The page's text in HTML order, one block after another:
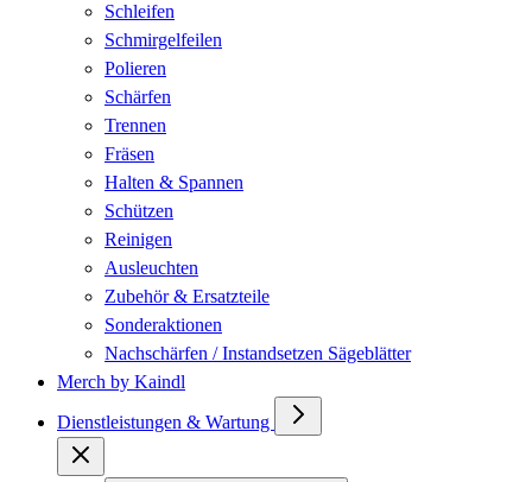
Schleifen
Schmirgelfeilen
Polieren
Schärfen
Trennen
Fräsen
Halten & Spannen
Schützen
Reinigen
Ausleuchten
Zubehör & Ersatzteile
Sonderaktionen
Nachschärfen / Instandsetzen Sägeblätter
Merch by Kaindl
Dienstleistungen & Wartung